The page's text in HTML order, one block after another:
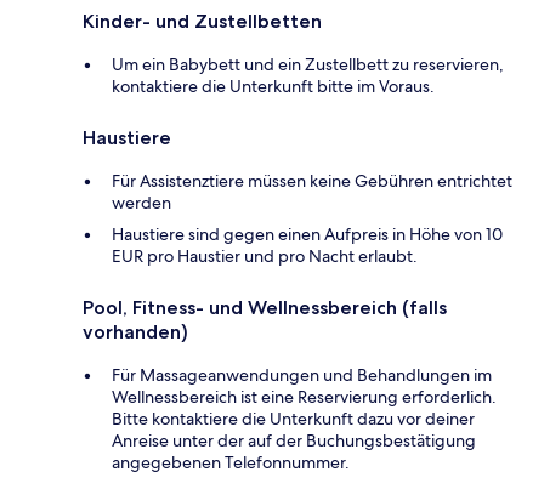
Kinder- und Zustellbetten
Um ein Babybett und ein Zustellbett zu reservieren,
kontaktiere die Unterkunft bitte im Voraus.
Haustiere
Für Assistenztiere müssen keine Gebühren entrichtet
werden
Haustiere sind gegen einen Aufpreis in Höhe von 10
EUR pro Haustier und pro Nacht erlaubt.
Pool, Fitness- und Wellnessbereich (falls
vorhanden)
Für Massageanwendungen und Behandlungen im
Wellnessbereich ist eine Reservierung erforderlich.
Bitte kontaktiere die Unterkunft dazu vor deiner
Anreise unter der auf der Buchungsbestätigung
angegebenen Telefonnummer.